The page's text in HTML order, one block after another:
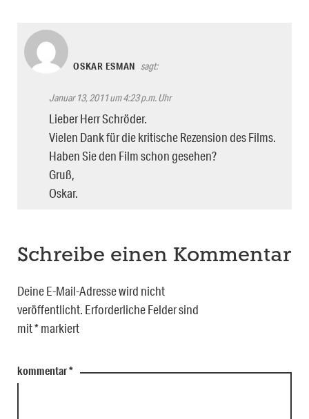
OSKAR ESMAN sagt:
Januar 13, 2011 um 4:23 p.m. Uhr
Lieber Herr Schröder.
Vielen Dank für die kritische Rezension des Films.
Haben Sie den Film schon gesehen?
Gruß,
Oskar.
Schreibe einen Kommentar
Deine E-Mail-Adresse wird nicht
veröffentlicht. Erforderliche Felder sind
mit*markiert
kommentar*